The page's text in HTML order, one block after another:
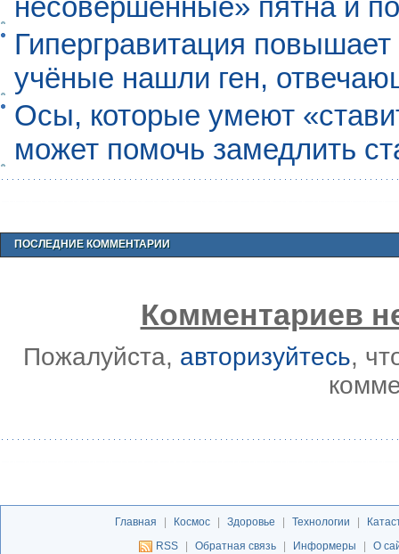
несовершенные» пятна и
Гипергравитация
учёные нашли ген,
Осы, которые умеют
может помочь замедлить
ПОСЛЕДНИЕ КОММЕНТАРИИ
Комментариев
Пожалуйста, авторизуйтесь,
Главная Космос Здоровье Технологии
RSS
Обратная связь Информеры О